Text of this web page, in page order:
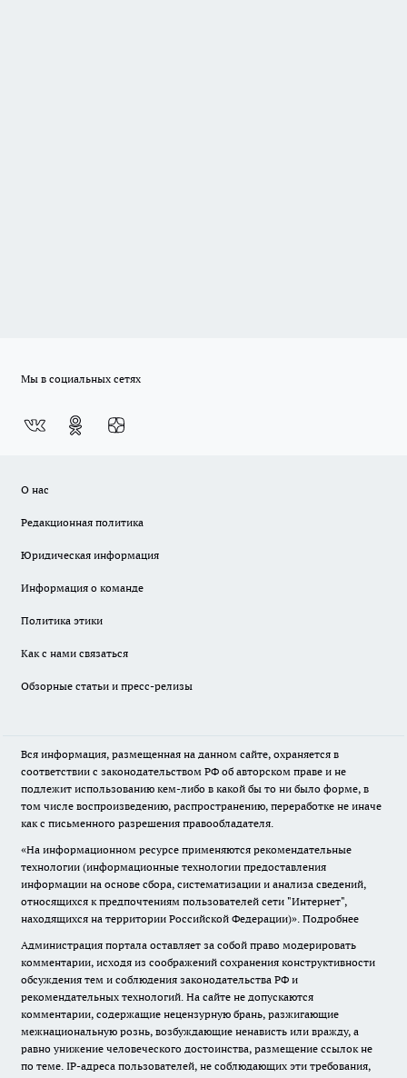
Мы в социальных сетях
О нас
Редакционная политика
Юридическая информация
Информация о команде
Политика этики
Как с нами связаться
Обзорные статьи и пресс-релизы
Вся информация, размещенная на данном сайте, охраняется в
соответствии с законодательством РФ об авторском праве и не
подлежит использованию кем-либо в какой бы то ни было форме, в
том числе воспроизведению, распространению, переработке не иначе
как с письменного разрешения правообладателя.
«На информационном ресурсе применяются рекомендательные
технологии (информационные технологии предоставления
информации на основе сбора, систематизации и анализа сведений,
относящихся к предпочтениям пользователей сети "Интернет",
находящихся на территории Российской Федерации)». Подробнее
Администрация портала оставляет за собой право модерировать
комментарии, исходя из соображений сохранения конструктивности
обсуждения тем и соблюдения законодательства РФ и
рекомендательных технологий. На сайте не допускаются
комментарии, содержащие нецензурную брань, разжигающие
межнациональную рознь, возбуждающие ненависть или вражду, а
равно унижение человеческого достоинства, размещение ссылок не
по теме. IP-адреса пользователей, не соблюдающих эти требования,